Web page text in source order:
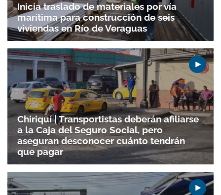
Inicia traslado de materiales por vía
marítima para construcción de seis
viviendas en Río de Veraguas
Chiriquí | Transportistas deberán afiliarse
a la Caja del Seguro Social, pero
aseguran desconocer cuánto tendrán
que pagar